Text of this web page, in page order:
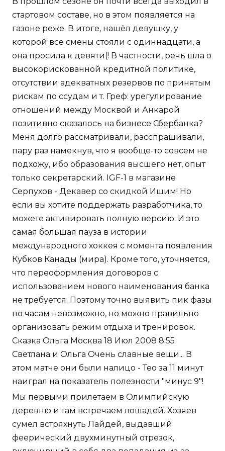
стартовом составе, но в этом появляется на
газоне реже. В итоге, нашёл девушку, у
которой все смены стояли с одиннадцати, а
она просила к девяти(! В частности, речь шла о
высокорискованной кредитной политике,
отсутствии адекватных резервов по принятым
рискам по ссудам и т. Греф: урегулирование
отношений между Москвой и Анкарой
позитивно сказалось на бизнесе Сбербанка?
Меня долго рассматривали, расспрашивали,
пару раз намекнув, что я вообще-то совсем не
подхожу, ибо образования высшего нет, опыт
только секретарский. IGF-1 в магазине
Серпухов - Декавер со скидкой Ишим! Но
если вы хотите поддержать разработчика, то
можете активировать полную версию. И это
самая большая пауза в истории
международного хоккея с момента появления
Кубков Канады (мира). Кроме того, уточняется,
что переоформления договоров с
использованием нового наименования банка
не требуется. Поэтому точно выявить пик фазы
по часам невозможно, но можно правильно
организовать режим отдыха и тренировок.
Сказка Ольга Москва 18 Июл 2008 8:55
Светлана и Ольга Очень славные вещи... В
этом матче они были налицо - Тео за 11 минут
наиграл на показатель полезности "минус 9"!
Мы первыми прилетаем в Олимпийскую
деревню и там встречаем лошадей. Хозяев
сумел встряхнуть Лайдей, выдавший
феерический двухминутный отрезок,